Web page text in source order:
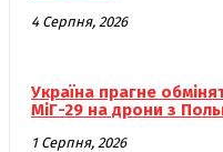
4 Серпня, 2026
Україна прагне
МіГ-29 на дрони з
1 Серпня, 2026